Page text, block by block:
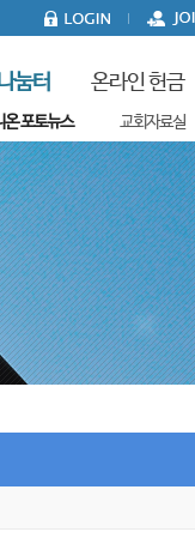
온 포토뉴스 교회자료실
눔터 온라인 헌금